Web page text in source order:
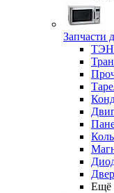
Запчасти
Ещё